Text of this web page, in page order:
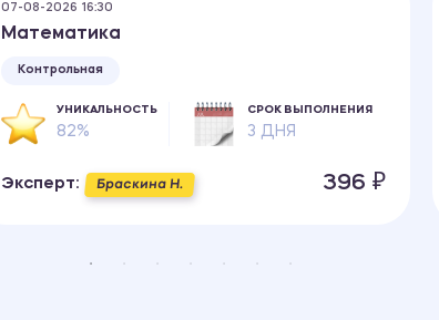
07-08-2026 16:30
Математика
Контрольная
УНИКАЛЬНОСТЬ
82%
СРОК ВЫПОЛНЕНИЯ
3 ДНЯ
Эксперт: Браскина Н. 396 ₽